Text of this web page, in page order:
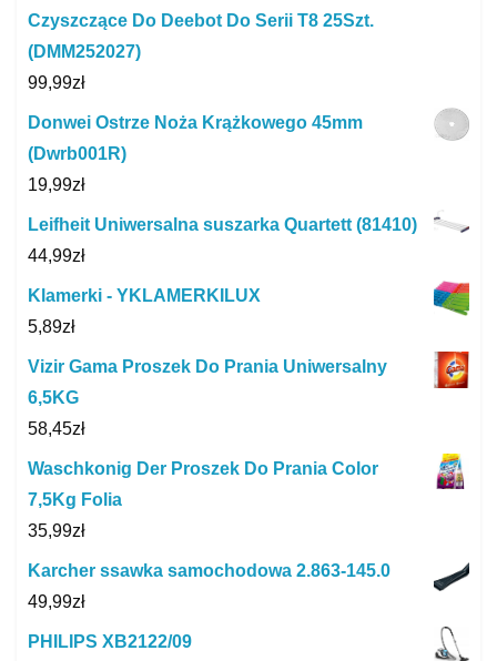
Czyszczące Do Deebot Do Serii T8 25Szt.
(DMM252027)
99,99zł
Donwei Ostrze Noża Krążkowego 45mm
(Dwrb001R)
19,99zł
Leifheit Uniwersalna suszarka Quartett (81410)
44,99zł
Klamerki - YKLAMERKILUX
5,89zł
Vizir Gama Proszek Do Prania Uniwersalny
6,5KG
58,45zł
Waschkonig Der Proszek Do Prania Color
7,5Kg Folia
35,99zł
Karcher ssawka samochodowa 2.863-145.0
49,99zł
PHILIPS XB2122/09